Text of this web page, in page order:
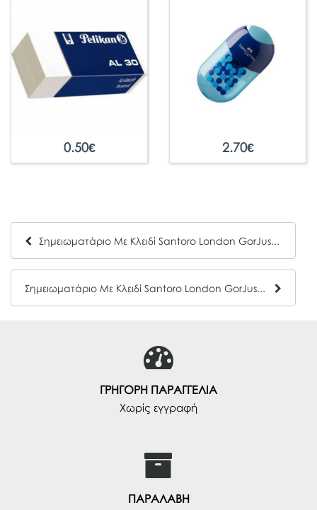
0.50€ 2.70€
Σημειωματάριο Με Κλειδί Santoro London GorJuss Πράσινο 577GJ22
Σημειωματάριο Με Κλειδί Santoro London GorJuss Μωβ 577GJ21
ΓΡΗΓΟΡΗ ΠΑΡΑΓΓΕΛΙΑ
Χωρίς εγγραφή
ΠΑΡΑΛΑΒΗ